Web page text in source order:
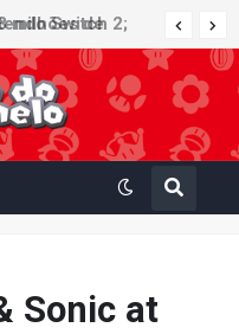
milhões de
e figura no top 30
Switch 2;
atualização
Sonic at